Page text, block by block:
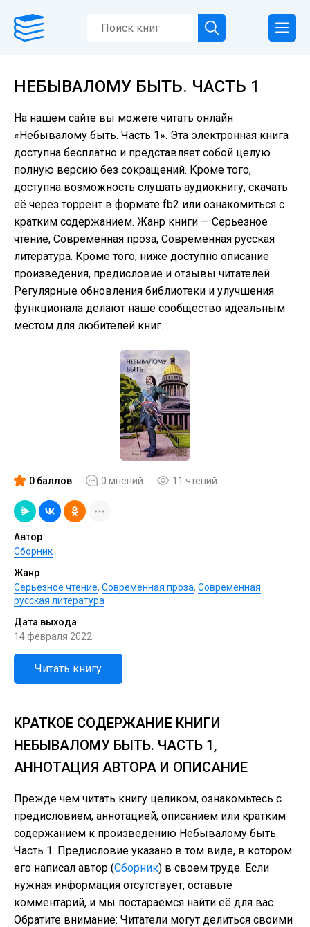
НЕБЫВАЛОМУ БЫТЬ. ЧАСТЬ 1
На нашем сайте вы можете читать онлайн
«Небывалому быть. Часть 1». Эта электронная книга
доступна бесплатно и представляет собой целую
полную версию без сокращений. Кроме того,
доступна возможность слушать аудиокнигу, скачать
её через торрент в формате fb2 или ознакомиться с
кратким содержанием. Жанр книги — Серьезное
чтение, Современная проза, Современная русская
литература. Кроме того, ниже доступно описание
произведения, предисловие и отзывы читателей.
Регулярные обновления библиотеки и улучшения
функционала делают наше сообщество идеальным
местом для любителей книг.
0 баллов 0 мнений 11 чтений
Автор
Сборник
Жанр
Серьезное чтение, Современная проза, Современная
русская литература
Дата выхода
14 февраля 2022
Читать книгу
КРАТКОЕ СОДЕРЖАНИЕ КНИГИ
НЕБЫВАЛОМУ БЫТЬ. ЧАСТЬ 1,
АННОТАЦИЯ АВТОРА И ОПИСАНИЕ
Прежде чем читать книгу целиком, ознакомьтесь с
предисловием, аннотацией, описанием или кратким
содержанием к произведению Небывалому быть.
Часть 1. Предисловие указано в том виде, в котором
его написал автор (Сборник) в своем труде. Если
нужная информация отсутствует, оставьте
комментарий, и мы постараемся найти её для вас.
Обратите внимание: Читатели могут делиться своими